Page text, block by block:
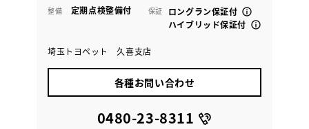
整備 定期点検整備付 保証
ロングラン保証付
ハイブリッド保証付
埼玉トヨペット 久喜支店
各種お問い合わせ
0480-23-8311